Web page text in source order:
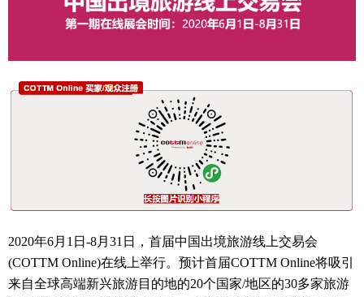
2020年6月1日-8月31日，首届中国出境旅游线上交易会
(COTTM Online)在线上举行。预计首届COTTM Online将吸引
来自全球高端新兴旅游目的地的20个国家/地区的30多家旅游